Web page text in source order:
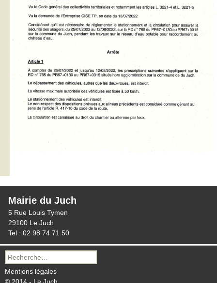
Mairie du Juch
5 Rue Louis Tymen
29100 Le Juch
Tel : 02 98 74 71 50
Recherche
pour :
Mentions légales